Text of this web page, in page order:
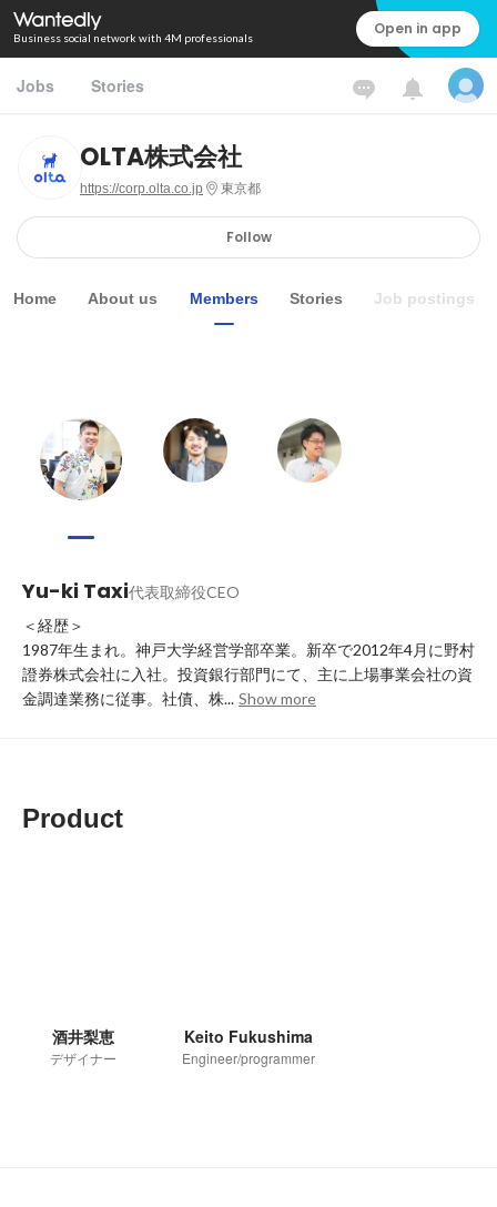
Business social network with 4M professionals Open in app
Jobs Stories
OLTA株式会社
https://corp.olta.co.jp 東京都
Follow
Home About us Members Stories Job postings
Yu-ki Taxi代表取締役CEO
＜経歴＞
1987年生まれ。神戸大学経営学部卒業。新卒で2012年4月に野村
證券株式会社に入社。投資銀行部門にて、主に上場事業会社の資
金調達業務に従事。社債、株... Show more
Product
酒井梨恵
デザイナー
Keito Fukushima
Engineer/programmer